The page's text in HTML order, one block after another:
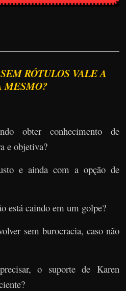
RÓTULOS VALE A
MESMO?
obter conhecimento de
e objetiva?
e ainda com a opção de
está caindo em um golpe?
sem burocracia, caso não
o suporte de Karen